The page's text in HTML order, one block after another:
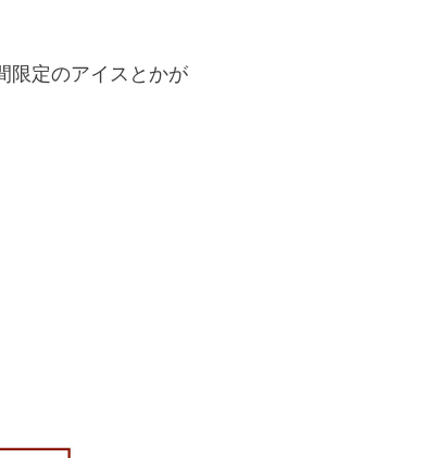
限定のアイスとかが